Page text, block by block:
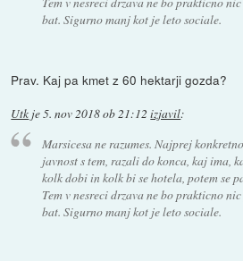
bat. Sigurno manj kot je leto sociale.
Prav. Kaj pa kmet z 60 hektarji gozda?
Utk je5. nov 2018 ob 21:12 izjavil:
Marsicesa ne razumes. Najprej
javnost s tem, razali do konca, kaj ima,
kolk dobi in kolk bi se hotela, potem se
Tem v nesreci drzava ne bo prakticno
bat. Sigurno manj kot je leto sociale.